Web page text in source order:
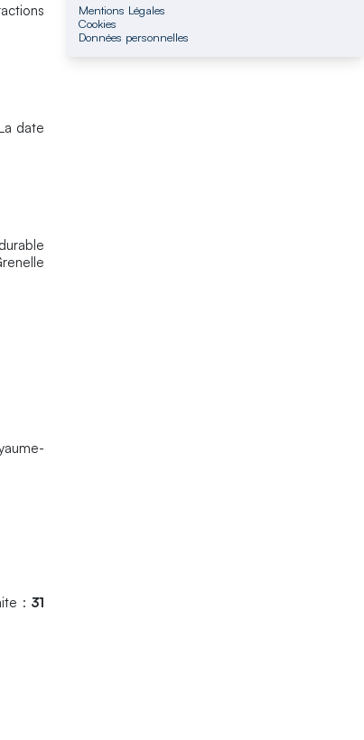
date
: 31
Mentions Légales
Cookies
Données personnelles